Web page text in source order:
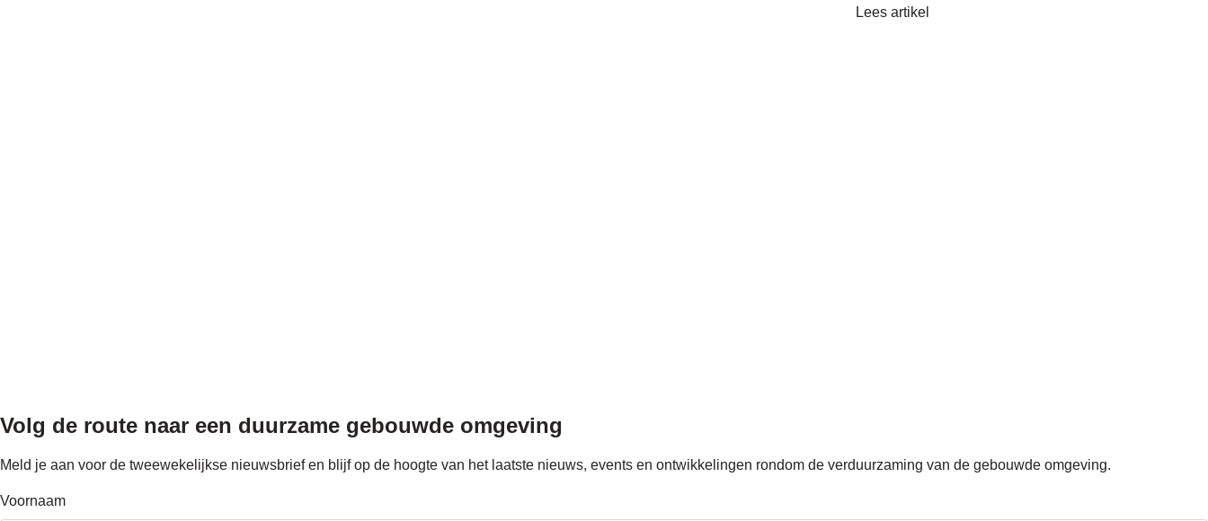
Lees artikel
Volg de route naar een duurzame gebouwde omgeving
Meld je aan voor de tweewekelijkse nieuwsbrief en blijf op de hoogte van het laatste nieuws, events en ontwikkelingen rondom de verduurzaming van de gebouwde omgeving.
Voornaam